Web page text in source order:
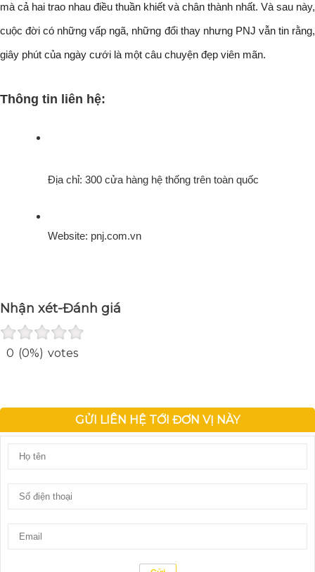
mà cả hai trao nhau điều thuần khiết và chân thành nhất. Và sau này,
cuộc đời có những vấp ngã, những đổi thay nhưng PNJ vẫn tin rằng,
giây phút của ngày cưới là một câu chuyện đẹp viên mãn.
Thông tin liên hệ:
Địa chỉ: 300 cửa hàng hệ thống trên toàn quốc
Website: pnj.com.vn
Nhận xét-Đánh giá
0 (0%) votes
GỬI LIÊN HỆ TỚI ĐƠN VỊ NÀY